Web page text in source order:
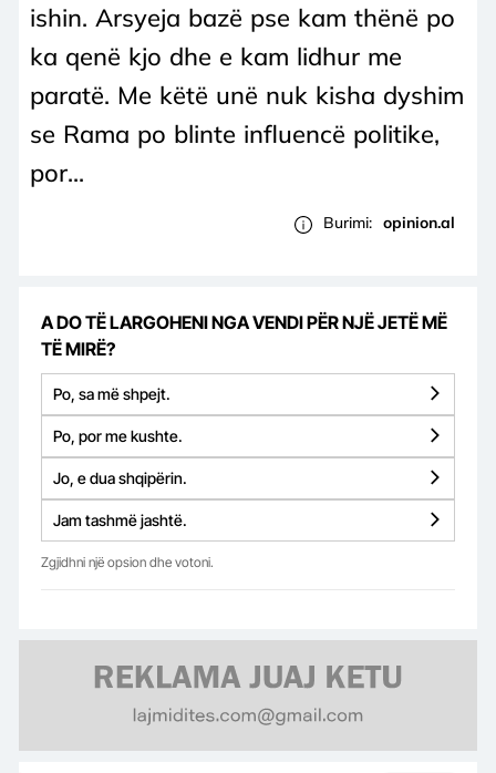
ishin. Arsyeja bazë pse kam thënë po
ka qenë kjo dhe e kam lidhur me
paratë. Me këtë unë nuk kisha dyshim
se Rama po blinte influencë politike,
por...
Burimi: opinion.al
A DO TË LARGOHENI NGA VENDI PËR NJË JETË MË
TË MIRË?
Po, sa më shpejt.
Po, por me kushte.
Jo, e dua shqipërin.
Jam tashmë jashtë.
Zgjidhni një opsion dhe votoni.